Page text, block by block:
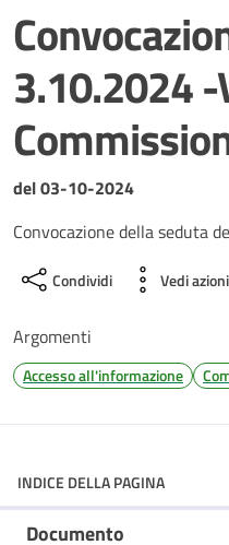
3.10.2024 -
Dettagli del
del 03-10-2024
Convocazione della seduta
Condividi Vedi azioni
Argomenti
Accesso all'informazione
INDICE DELLA PAGINA
Documento